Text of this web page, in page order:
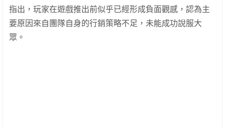
指出，玩家在遊戲推出前似乎已經形成負面觀感，認為主
要原因來自團隊自身的行銷策略不足，未能成功說服大
眾。